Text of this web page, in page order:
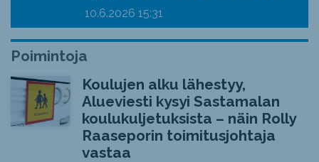
10.6.2026 15:31
Poimintoja
Koulujen alku lähestyy,
Alueviesti kysyi Sastamalan
koulukuljetuksista – näin Rolly
Raaseporin toimitusjohtaja
vastaa